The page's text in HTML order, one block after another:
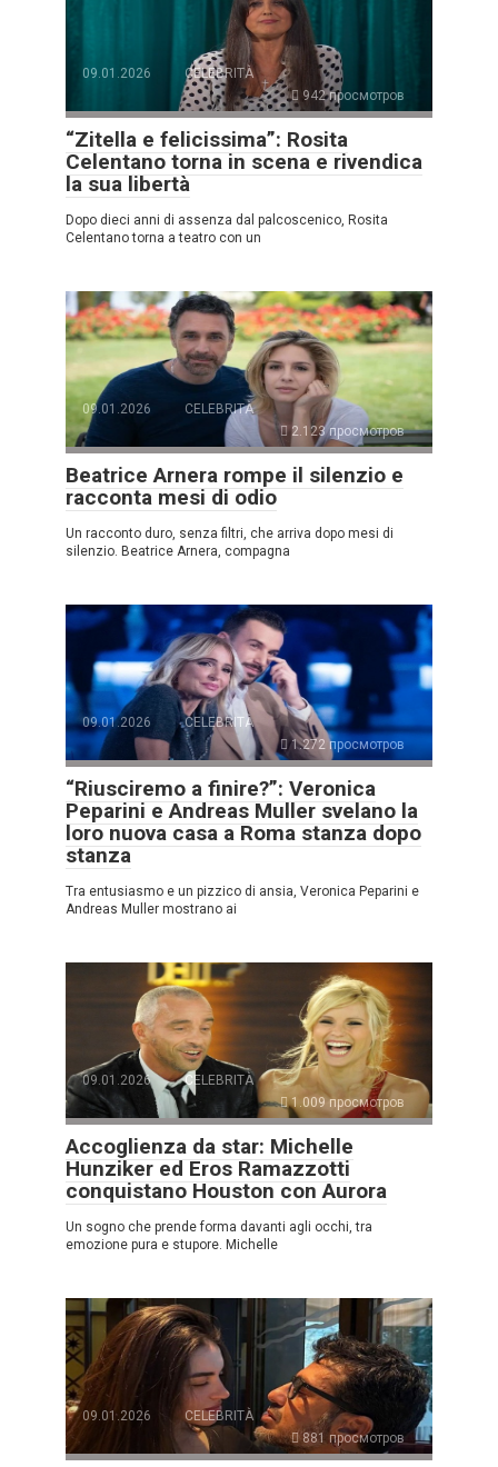
09.01.2026
CELEBRITÀ
942 просмотров
“Zitella e felicissima”: Rosita
Celentano torna in scena e rivendica
la sua libertà
Dopo dieci anni di assenza dal palcoscenico, Rosita
Celentano torna a teatro con un
09.01.2026
CELEBRITÀ
2.123 просмотров
Beatrice Arnera rompe il silenzio e
racconta mesi di odio
Un racconto duro, senza filtri, che arriva dopo mesi di
silenzio. Beatrice Arnera, compagna
09.01.2026
CELEBRITÀ
1.272 просмотров
“Riusciremo a finire?”: Veronica
Peparini e Andreas Muller svelano la
loro nuova casa a Roma stanza dopo
stanza
Tra entusiasmo e un pizzico di ansia, Veronica Peparini e
Andreas Muller mostrano ai
09.01.2026
CELEBRITÀ
1.009 просмотров
Accoglienza da star: Michelle
Hunziker ed Eros Ramazzotti
conquistano Houston con Aurora
Un sogno che prende forma davanti agli occhi, tra
emozione pura e stupore. Michelle
09.01.2026
CELEBRITÀ
881 просмотров